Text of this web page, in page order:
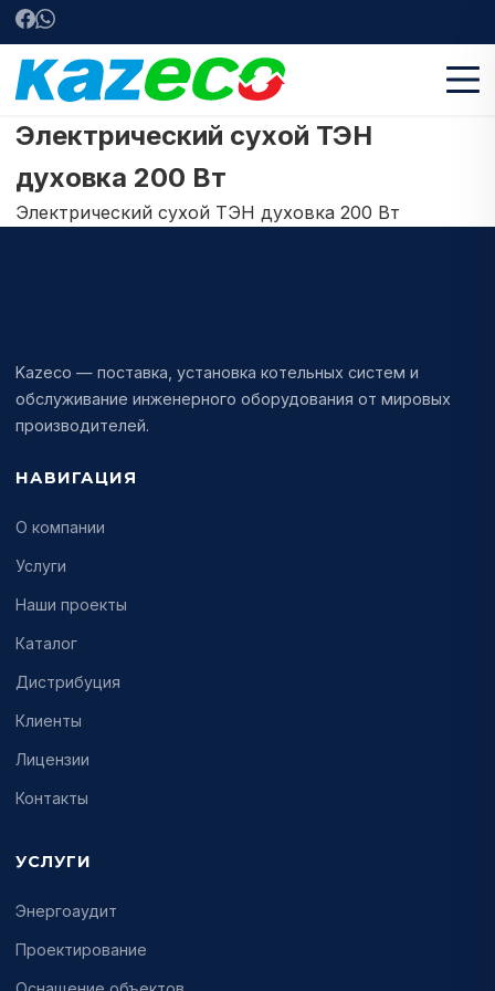
Электрический сухой ТЭН
духовка 200 Вт
Электрический сухой ТЭН духовка 200 Вт
Kazeco — поставка, установка котельных систем и
обслуживание инженерного оборудования от мировых
производителей.
НАВИГАЦИЯ
О компании
Услуги
Наши проекты
Каталог
Дистрибуция
Клиенты
Лицензии
Контакты
УСЛУГИ
Энергоаудит
Проектирование